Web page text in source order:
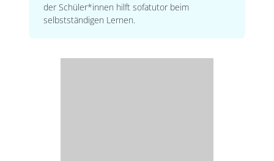
der Schüler*innen hilft sofatutor beim
selbstständigen Lernen.